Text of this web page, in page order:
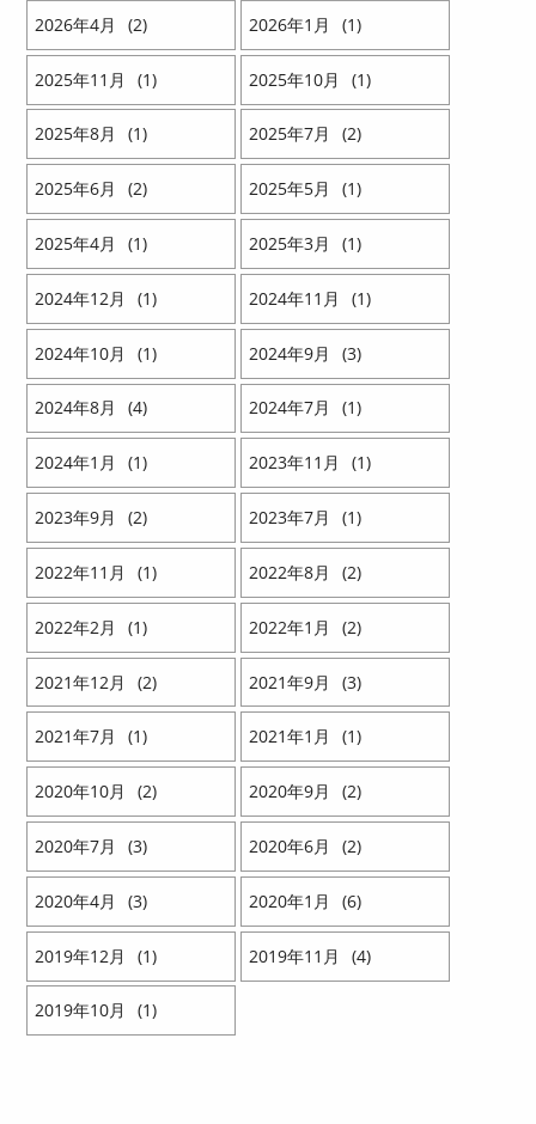
2026 4 2 2026 1 1
2025 11 1 2025 10 1
2025 8 1 2025 7 2
2025 6 2 2025 5 1
2025 4 1 2025 3 1
2024 12 1 2024 11 1
2024 10 1 2024 9 3
2024 8 4 2024 7 1
2024 1 1 2023 11 1
2023 9 2 2023 7 1
2022 11 1 2022 8 2
2022 2 1 2022 1 2
2021 12 2 2021 9 3
2021 7 1 2021 1 1
2020 10 2 2020 9 2
2020 7 3 2020 6 2
2020 4 3 2020 1 6
2019 12 1 2019 11 4
2019 10 1